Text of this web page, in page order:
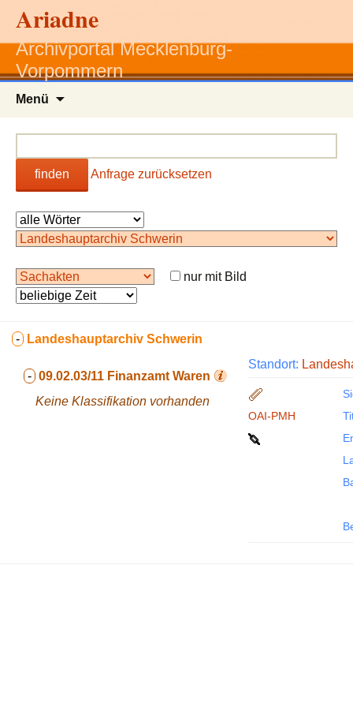
Ariadne
Archivportal Mecklenburg-
Vorpommern
Menü
finden Anfrage zurücksetzen
nur mit Bild
- Landeshauptarchiv Schwerin
- 09.02.03/11 Finanzamt Waren
Keine Klassifikation vorhanden
Standort:
OAI-PMH